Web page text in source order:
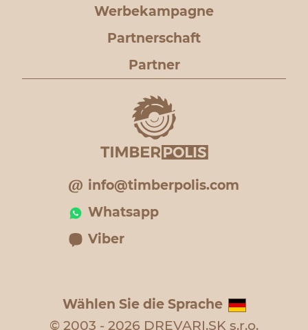
Werbekampagne
Partnerschaft
Partner
info@timberpolis.com
Whatsapp
Viber
Wählen Sie die Sprache
© 2003 - 2026 DREVARI.SK s.r.o.